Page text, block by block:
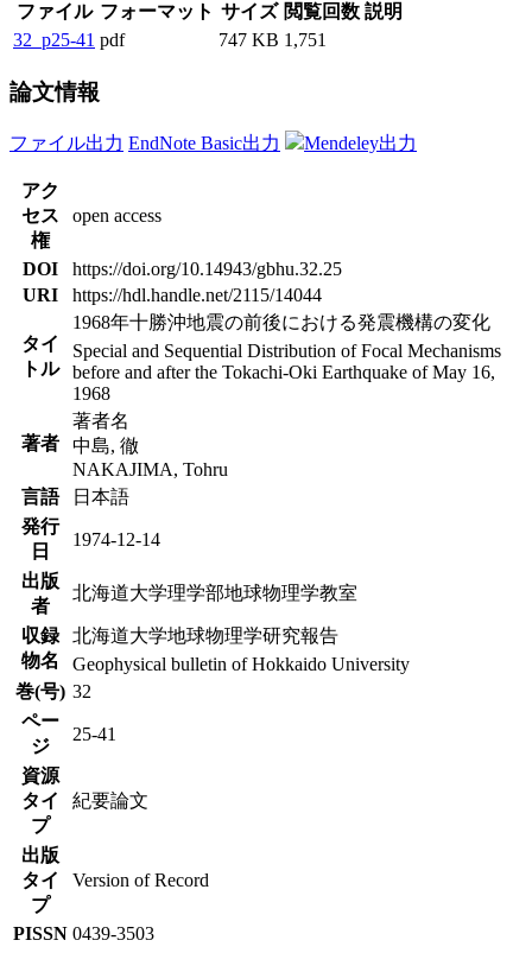
ファイル フォーマット サイズ 閲覧回数 説明
32_p25-41 pdf 747 KB 1,751
論文情報
ファイル出力 EndNote Basic出力 Mendeley出力
アク
セス
権
open access
DOI
https://doi.org/10.14943/gbhu.32.25
URI
https://hdl.handle.net/2115/14044
タイ
トル
1968年十勝沖地震の前後における発震機構の変化
Special and Sequential Distribution of Focal Mechanisms
before and after the Tokachi-Oki Earthquake of May 16,
1968
著者
著者名
中島, 徹
NAKAJIMA, Tohru
言語
日本語
発行
日
1974-12-14
出版
者
北海道大学理学部地球物理学教室
収録
物名
北海道大学地球物理学研究報告
Geophysical bulletin of Hokkaido University
巻(号) 32
ペー
ジ
25-41
資源
タイ
プ
紀要論文
出版
タイ
プ
Version of Record
PISSN 0439-3503